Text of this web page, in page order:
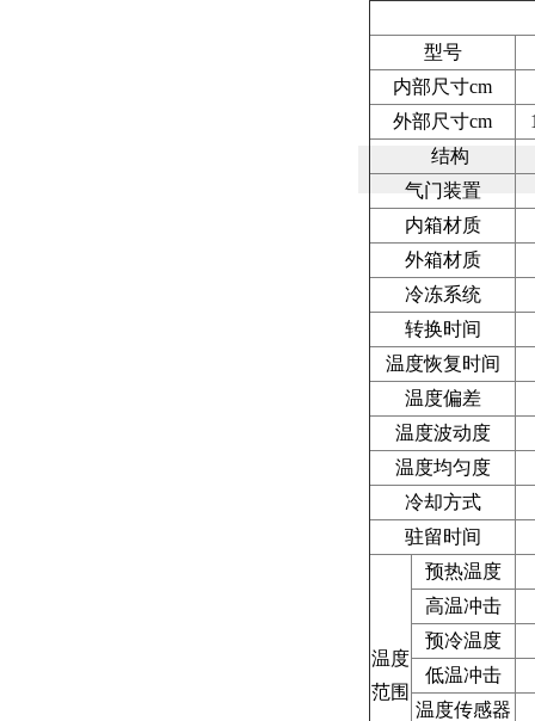
型号
内部尺寸cm
外部尺寸cm
结构
气门装置
内箱材质
外箱材质
冷冻系统
转换时间
温度恢复时间
温度偏差
温度波动度
温度均匀度
冷却方式
驻留时间
温度
范围
预热温度
高温冲击
预冷温度
低温冲击
温度传感器